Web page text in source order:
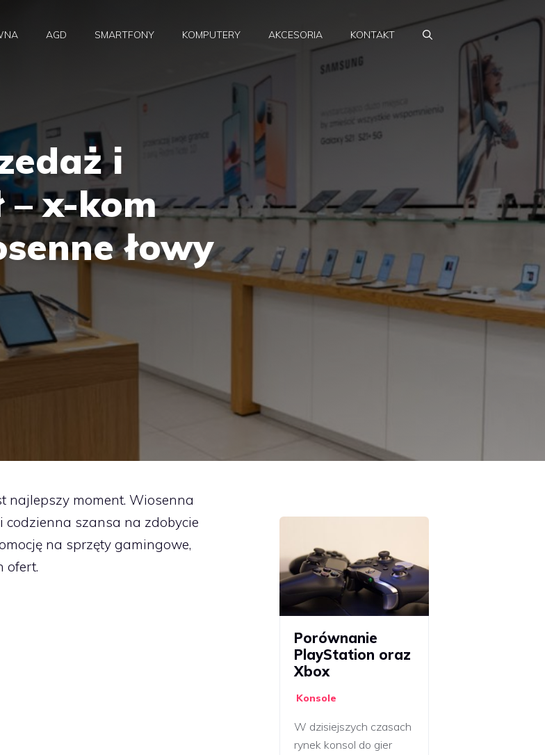
AGD SMARTFONY KOMPUTERY AKCESORIA KONTAKT
i
– x-kom
łowy
najlepszy moment. Wiosenna
codzienna szansa na zdobycie
na sprzęty gamingowe,
ofert.
Porównanie
PlayStation oraz
Xbox
Konsole
W dzisiejszych czasach
rynek konsol do gier